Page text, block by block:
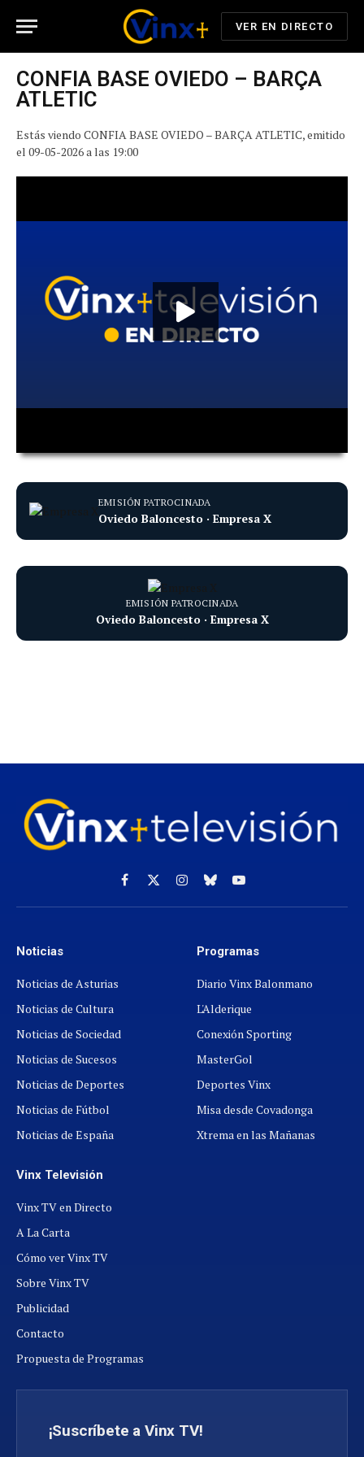
VER EN DIRECTO
CONFI­A BASE OVIEDO – BARÇA
ATLETIC
Estás viendo CONFI­A BASE OVIEDO – BARÇA ATLETIC, emitido
el 09-05-2026 a las 19:00
EMISIÓN PATROCINADA
Oviedo Baloncesto · Empresa X
EMISIÓN PATROCINADA
Oviedo Baloncesto · Empresa X
Facebook
X
(Twitter)
Instagram
Cielo
azul
YouTube
Noticias
Noticias de Asturias
Noticias de Cultura
Noticias de Sociedad
Noticias de Sucesos
Noticias de Deportes
Noticias de Fútbol
Noticias de España
Programas
Diario Vinx Balonmano
L'Alderique
Conexión Sporting
MasterGol
Deportes Vinx
Misa desde Covadonga
Xtrema en las Mañanas
Vinx Televisión
Vinx TV en Directo
A La Carta
Cómo ver Vinx TV
Sobre Vinx TV
Publicidad
Contacto
Propuesta de Programas
¡Suscríbete a Vinx TV!